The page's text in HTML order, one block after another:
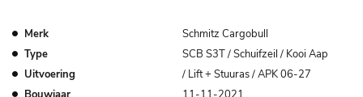
Merk
Schmitz Cargobull
Type
SCB S3T / Schuifzeil / Kooi Aap
Uitvoering
/ Lift + Stuuras / APK 06-27